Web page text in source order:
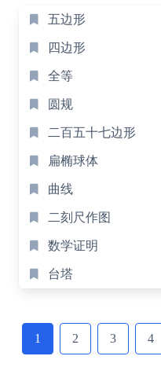
五边形
四边形
全等
圆规
二百五十七边形
扁椭球体
曲线
二刻尺作图
数学证明
台塔
navigation
1 2 3 4